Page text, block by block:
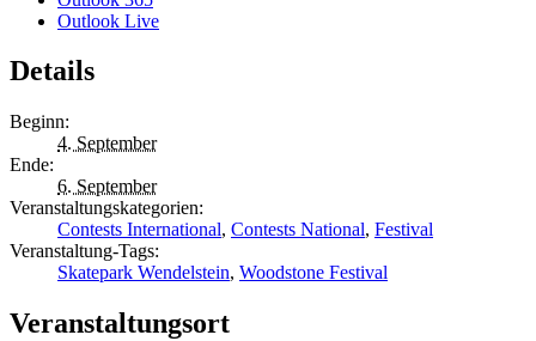
Outlook Live
Details
Beginn:
4. September
Ende:
6. September
Veranstaltungskategorien:
Contests International, Contests National, Festival
Veranstaltung-Tags:
Skatepark Wendelstein, Woodstone Festival
Veranstaltungsort